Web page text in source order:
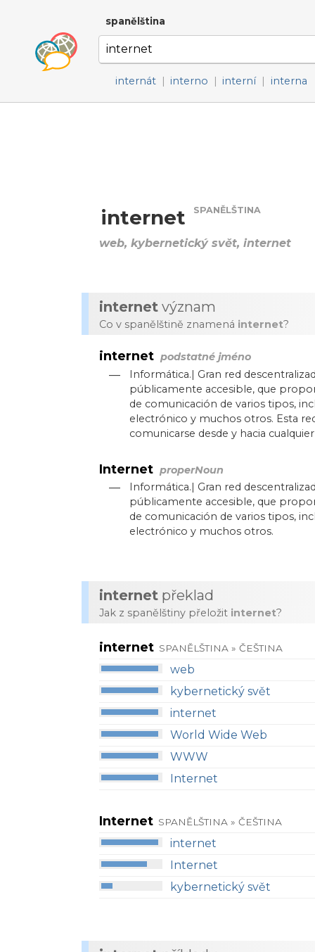
spanělština
internát | interno | interní | interna
internet SPANĚLŠTINA
web, kybernetický svět, internet
internet význam
Co v spanělštině znamená internet?
internet podstatné jméno
—
Informática.| Gran red
públicamente accesible, que
de comunicación de varios tipos,
electrónico y muchos otros. Esta
comunicarse desde y hacia
Internet properNoun
—
Informática.| Gran red
públicamente accesible, que
de comunicación de varios tipos,
electrónico y muchos otros.
internet překlad
Jak z spanělštiny přeložit internet?
internet SPANĚLŠTINA » ČEŠTINA
web
kybernetický svět
internet
World Wide Web
WWW
Internet
Internet SPANĚLŠTINA » ČEŠTINA
internet
Internet
kybernetický svět